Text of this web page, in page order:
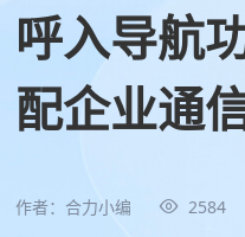
呼入导航
配企业通
作者：合力小编 2584